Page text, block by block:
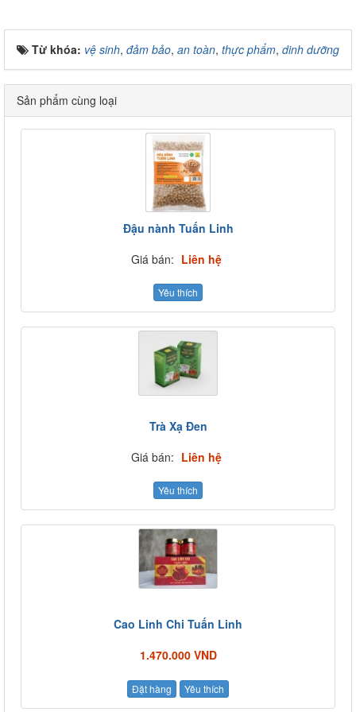
Từ khóa: vệ sinh, đảm bảo, an toàn, thực phẩm, dinh dưỡng
Sản phẩm cùng loại
Đậu nành Tuấn Linh
Giá bán: Liên hệ
Yêu thích
Trà Xạ Đen
Giá bán: Liên hệ
Yêu thích
Cao Linh Chi Tuấn Linh
1.470.000 VND
Đặt hàng Yêu thích